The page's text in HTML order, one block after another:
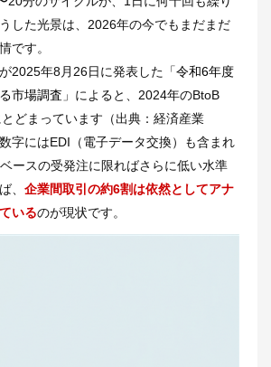
した光景は、2026年の今でもまだまだ
です。
2025年8月26日に発表した「令和6年度
市場調査 」によると、2024年のBtoB
どまっています（出典：経済産業
字にはEDI（電子データ交換）も含まれ
ースの受発注に限ればさらに低い水準
、 企業間取引の約6割は依然としてアナ
いるのが現状です。